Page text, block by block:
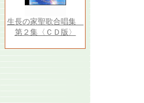
生長の家聖歌合唱集
第２集〈ＣＤ版〉